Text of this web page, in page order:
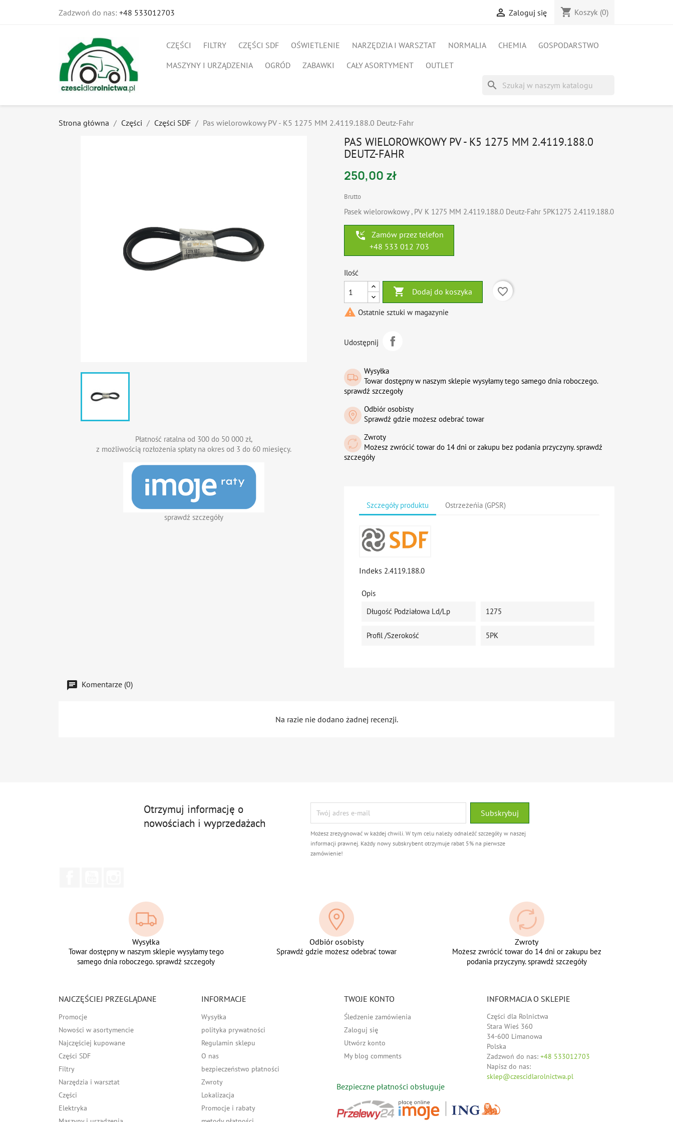
Zadzwoń do nas: +48 533012703  Zaloguj się shopping_cart Koszyk (0)
CZĘŚCI FILTRY CZĘŚCI SDF OŚWIETLENIE NARZĘDZIA I WARSZTAT NORMALIA CHEMIA
GOSPODARSTWO
MASZYNY I URZĄDZENIA
OGRÓD ZABAWKI CAŁY ASORTYMENT OUTLET
search
Strona główna Części Części SDF Pas wielorowkowy PV - K5 1275 MM 2.4119.188.0 Deutz-Fahr
Płatność ratalna od 300 do 50 000 zł,
z możliwością rozłożenia spłaty na okres od 3 do 60 miesięcy.
sprawdź szczegóły
PAS WIELOROWKOWY PV - K5 1275 MM 2.4119.188.0
DEUTZ-FAHR
250,00 zł
Brutto
Pasek wielorowkowy , PV K 1275 MM 2.4119.188.0 Deutz-Fahr 5PK1275 2.4119.188.0
phone_callback
Zamów przez telefon
+48 533 012 703
Ilość
 Dodaj do koszyka
favorite_border
 Ostatnie sztuki w magazynie
Udostępnij
Wysyłka
Towar dostępny w naszym sklepie wysyłamy tego samego dnia roboczego.
sprawdź szczegoły
Odbiór osobisty
Sprawdź gdzie możesz odebrać towar
Zwroty
Możesz zwrócić towar do 14 dni or zakupu bez podania przyczyny. sprawdź
szczegóły
Szczegóły produktu Ostrzeżeńia (GPSR)
Indeks 2.4119.188.0
Opis
Długość Podziałowa Ld/Lp
1275
Profil /szerokość 5PK
Komentarze (0)
Na razie nie dodano żadnej recenzji.
Otrzymuj informację o
nowościach i wyprzedażach
Możesz zrezygnować w każdej chwili. W tym celu należy odnaleźć szczegóły w naszej
informacji prawnej. Każdy nowy subskrybent otrzymuje rabat 5% na pierwsze
zamówienie!
Wysyłka
Towar dostępny w naszym sklepie wysyłamy tego
samego dnia roboczego. sprawdź szczegoły
Odbiór osobisty
Sprawdź gdzie możesz odebrać towar
Zwroty
Możesz zwrócić towar do 14 dni or zakupu bez
podania przyczyny. sprawdź szczegóły
NAJCZĘŚCIEJ PRZEGLĄDANE
Promocje
Nowości w asortymencie
Najczęściej kupowane
Części SDF
Filtry
Narzędzia i warsztat
Części
Elektryka
INFORMACJE
Wysyłka
polityka prywatności
Regulamin sklepu
O nas
bezpieczeństwo płatności
Zwroty
Lokalizacja
Promocje i rabaty
TWOJE KONTO
Śledzenie zamówienia
Zaloguj się
Utwórz konto
My blog comments
INFORMACJA O SKLEPIE
Części dla Rolnictwa
Stara Wieś 360
34-600 Limanowa
Polska
Zadzwoń do nas: +48 533012703
Napisz do nas:
sklep@czescidlarolnictwa.pl
Bezpieczne płatności obsługuje